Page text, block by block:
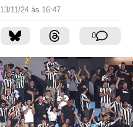
13/11/24 às 16:47
0